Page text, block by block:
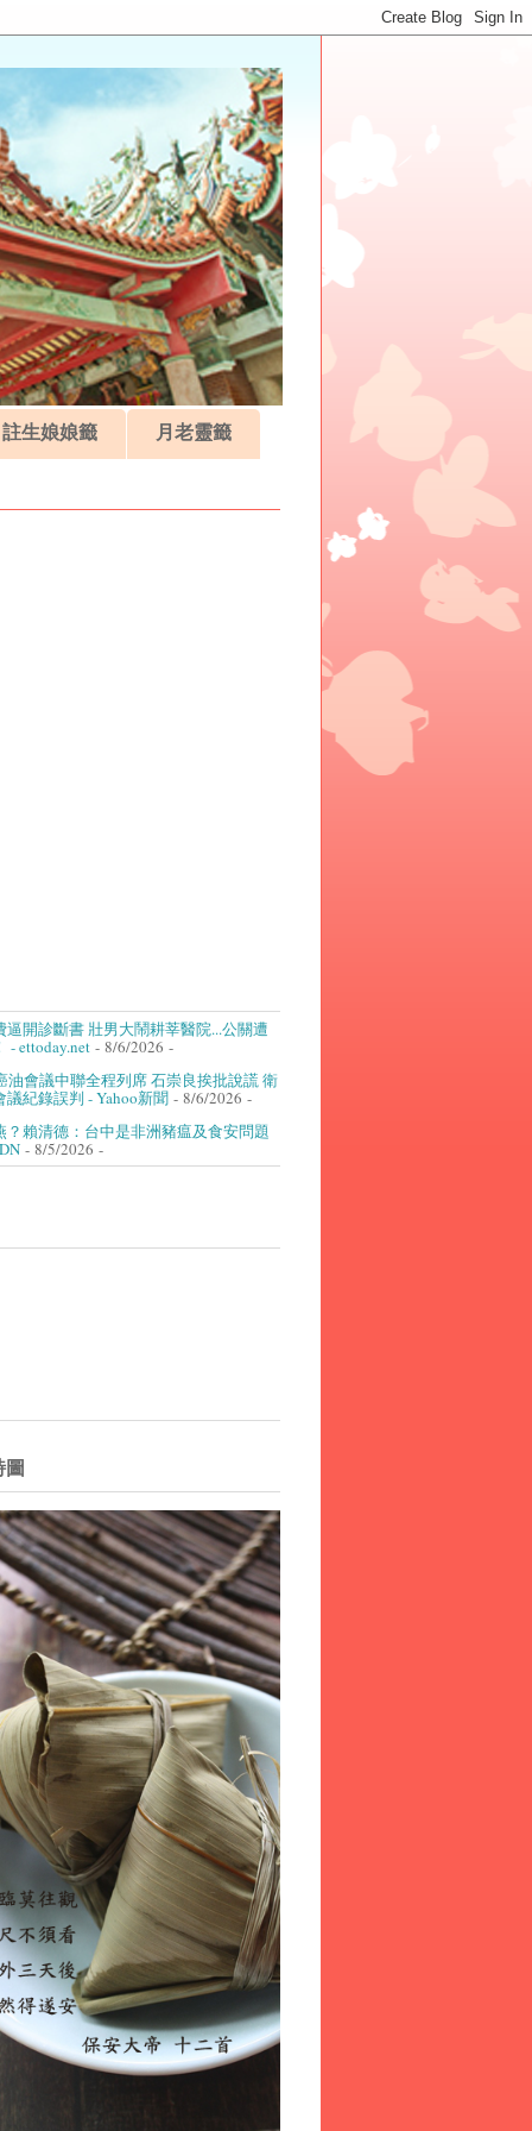
註生娘娘籤 月老靈籤
逼開診斷書 壯男大鬧耕莘醫院...公關遭
- ettoday.net - 8/6/2026 -
油會議中聯全程列席 石崇良挨批說謊 衛
議紀錄誤判 - Yahoo新聞 - 8/6/2026 -
？賴清德：台中是非洲豬瘟及食安問題
- 8/5/2026 -
圖